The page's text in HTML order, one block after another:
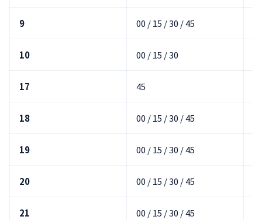
9 00 / 15 / 30 / 45
10 00 / 15 / 30
17 45
18 00 / 15 / 30 / 45
19 00 / 15 / 30 / 45
20 00 / 15 / 30 / 45
21 00 / 15 / 30 / 45